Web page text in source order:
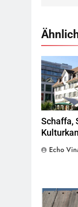
Rotes
Schaffa,
Echo